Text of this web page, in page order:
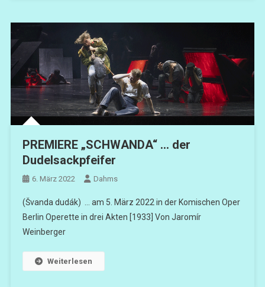
PREMIERE „SCHWANDA“ … der
Dudelsackpfeifer
6. März 2022 Dahms
(Švanda dudák) … am 5. März 2022 in der Komischen Oper
Berlin Operette in drei Akten [1933] Von Jaromír
Weinberger
Weiterlesen